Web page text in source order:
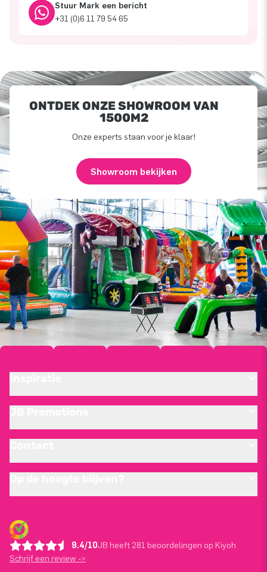
Stuur Mark een bericht
+31 (0)6 11 79 54 65
ONTDEK ONZE SHOWROOM VAN
1500M2
Onze experts staan voor je klaar!
Showroom bekijken
9.4/10JB heeft 281 beoordelingen op Kiyoh
Schrijf een review ->